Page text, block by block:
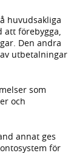
huvudsakliga
att förebygga,
Den andra
utbetalningar
som
och
annat ges
för